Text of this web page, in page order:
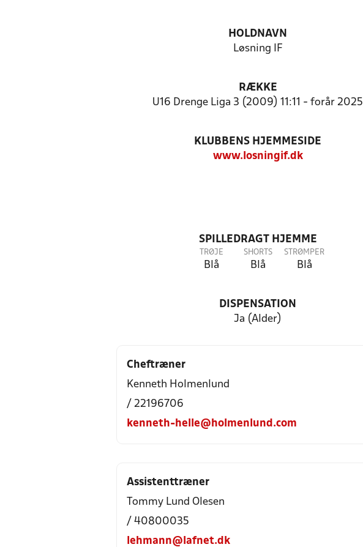
HOLDNAVN
Løsning IF
RÆKKE
U16 Drenge Liga 3 (2009) 11:11 - forår 2025
KLUBBENS HJEMMESIDE
www.losningif.dk
SPILLEDRAGT HJEMME
TRØJE
Blå
SHORTS
Blå
STRØMPER
Blå
DISPENSATION
Ja (Alder)
Cheftræner
Kenneth Holmenlund
/ 22196706
kenneth-helle@holmenlund.com
Assistenttræner
Tommy Lund Olesen
/ 40800035
lehmann@lafnet.dk